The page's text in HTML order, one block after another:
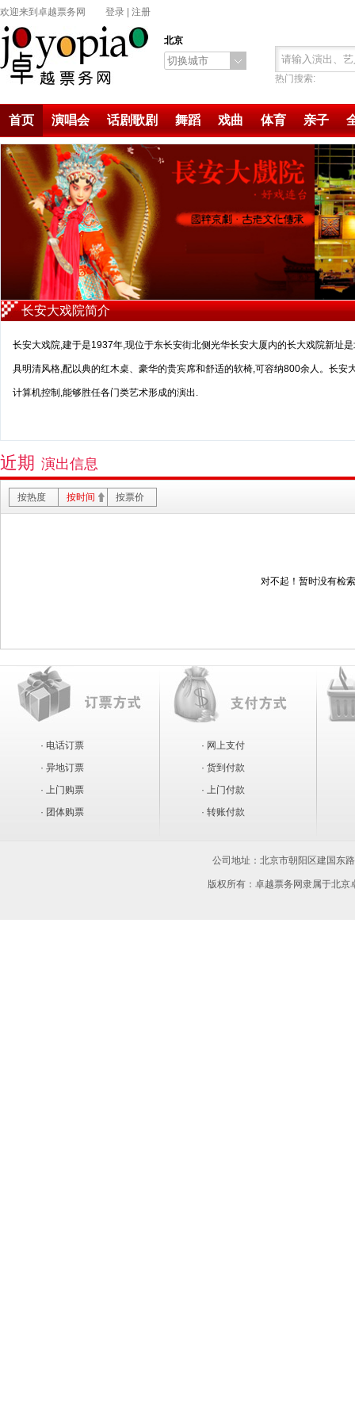
欢迎来到卓越票务网 登录 注册
北京
切换城市
热门搜索:
首页 演唱会 话剧歌剧 舞蹈 戏曲 体育 亲子
长安大戏院简介
长安大戏院,建于是1937年,现位于东长安街北侧光华长安大厦内的长大戏院新址
具明清风格,配以典的红木桌、豪华的贵宾席和舒适的软椅,可容纳800余人。长
计算机控制,能够胜任各门类艺术形成的演出.
近期 演出信息
按热度 按时间 按票价
对不起！暂时没有检
· 电话订票
· 异地订票
· 上门购票
· 团体购票
· 网上支付
· 货到付款
· 上门付款
· 转账付款
公司地址： 北京市朝阳区建国东
版权所有：卓越票务网隶属于北